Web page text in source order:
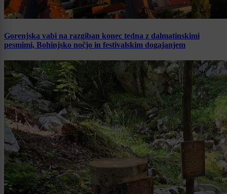
Gorenjska vabi na razgiban konec tedna z dalmatinskimi
pesmimi, Bohinjsko nočjo in festivalskim dogajanjem